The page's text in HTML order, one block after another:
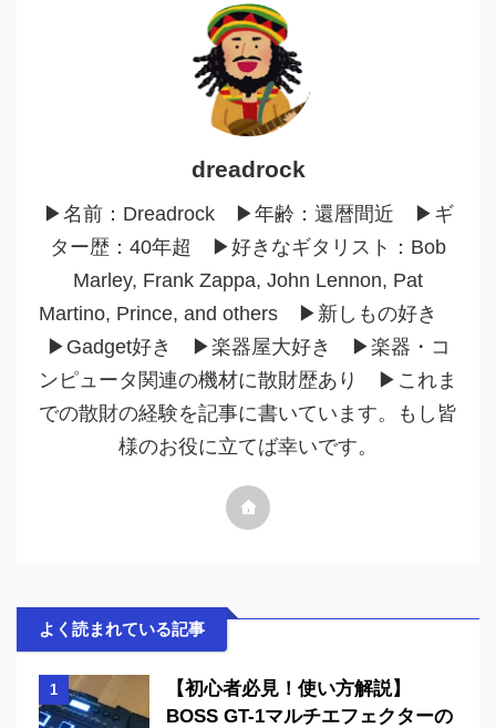
dreadrock
▶︎名前：Dreadrock ▶︎年齢：還暦間近 ▶︎ギ
ター歴：40年超 ▶︎好きなギタリスト：Bob
Marley, Frank Zappa, John Lennon, Pat
Martino, Prince, and others ▶︎新しもの好き
▶︎Gadget好き ▶︎楽器屋大好き ▶︎楽器・コ
ンピュータ関連の機材に散財歴あり ▶︎これま
での散財の経験を記事に書いています。もし皆
様のお役に立てば幸いです。
よく読まれている記事
1
【初心者必見！使い方解説】
BOSS GT-1マルチエフェクターの